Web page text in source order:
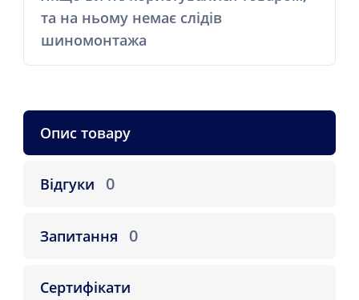
та на ньому немає слідів
шиномонтажа
Опис товару
Відгуки 0
Запитання 0
Сертифікати